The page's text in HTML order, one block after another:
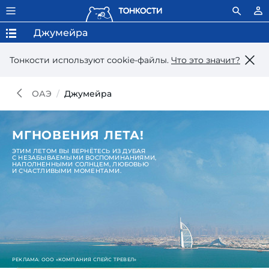
Тонкости используют сookie-файлы. Что это значит?
Джумейра
ОАЭ Джумейра
МГНОВЕНИЯ ЛЕТА!
ЭТИМ ЛЕТОМ ВЫ ВЕРНЁТЕСЬ ИЗ ДУБАЯ
С НЕЗАБЫВАЕМЫМИ ВОСПОМИНАНИЯМИ,
НАПОЛНЕННЫМИ СОЛНЦЕМ, ЛЮБОВЬЮ
И СЧАСТЛИВЫМИ МОМЕНТАМИ.
РЕКЛАМА: ООО «КОМПАНИЯ СПЕЙС ТРЕВЕЛ»